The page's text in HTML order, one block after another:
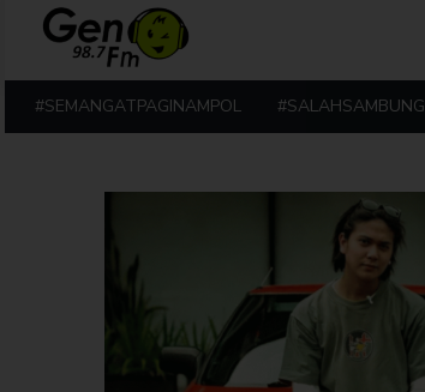
#SEMANGATPAGINAMPOL #SALAHSAMBUNG